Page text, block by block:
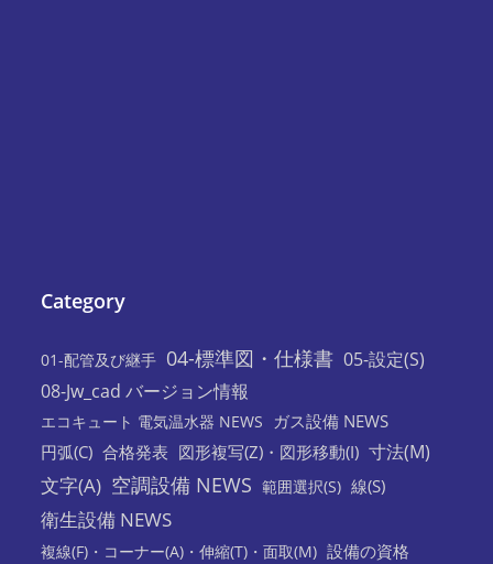
Category
01-配管及び継手 04-標準図・仕様書 05-設定(S)
08-Jw_cad バージョン情報
エコキュート 電気温水器 NEWS
ガス設備 NEWS
円弧(C) 合格発表 図形複写(Z)・図形移動(I) 寸法(M)
文字(A) 空調設備 NEWS 範囲選択(S) 線(S)
衛生設備 NEWS
複線(F)・コーナー(A)・伸縮(T)・面取(M) 設備の資格